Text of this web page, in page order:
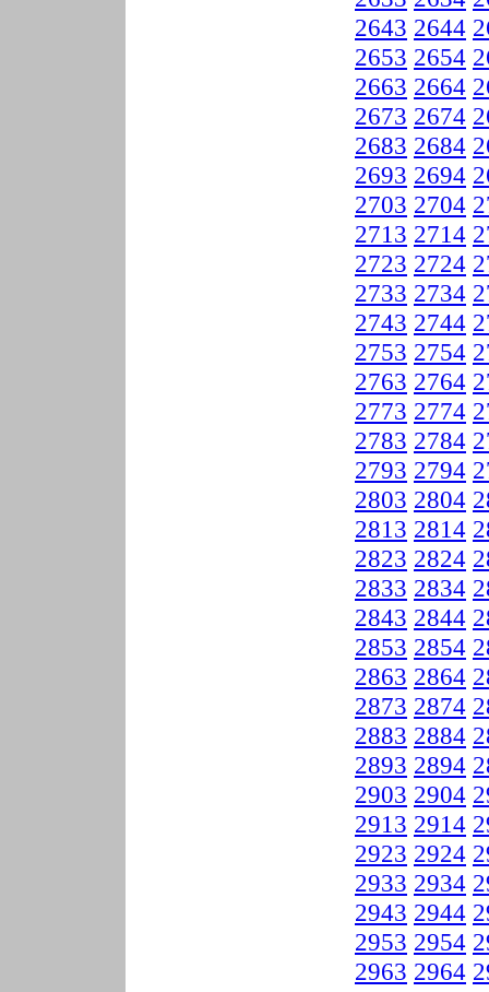
2643 2644
2653 2654
2663 2664
2673 2674
2683 2684
2693 2694
2703 2704
2713 2714
2723 2724
2733 2734
2743 2744
2753 2754
2763 2764
2773 2774
2783 2784
2793 2794
2803 2804
2813 2814
2823 2824
2833 2834
2843 2844
2853 2854
2863 2864
2873 2874
2883 2884
2893 2894
2903 2904
2913 2914
2923 2924
2933 2934
2943 2944
2953 2954
2963 2964